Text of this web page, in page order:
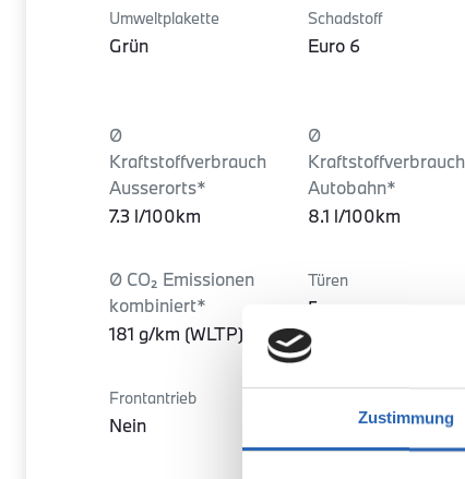
Zustimmung
Umweltplakette
Grün
Schadstoff
Euro 6
Ø
Kraftstoffverbrauch
Ausserorts*
7.3 l/100km
Ø
Kraftstoffverbrauch
Autobahn*
8.1 l/100km
Ø CO₂ Emissionen
kombiniert*
181 g/km (WLTP)
Türen
5
Frontantrieb
Nein